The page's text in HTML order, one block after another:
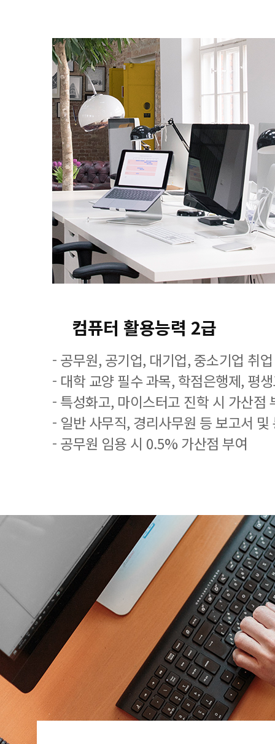
컴퓨터 활용능력 2급
- 공무원, 공기업, 대기업, 중소기업 취
- 대학 교양 필수 과목, 학점은행제, 평
- 특성화고, 마이스터고 진학 시 가산점
- 일반 사무직, 경리사무원 등 보고서 및
- 공무원 임용 시 0.5% 가산점 부여